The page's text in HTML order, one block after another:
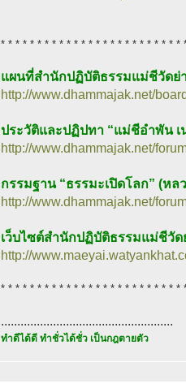
* * * * * * * * * * * * * * * * * * * * * * * * *
แผนที่สำนักปฏิบัติธรรมแม่ชีวัดย่
http://www.dhammajak.net/
ประวัติและปฏิปทา “แม่ชีอำพัน
http://www.dhammajak.net/
กรรมฐาน “ธรรมะเปิดโลก” (หล
http://www.dhammajak.net/
เว็บไซต์สำนักปฏิบัติธรรมแม่ชีวั
http://
* * * * * * * * * * * * * * * * * * * * * * * * *
.....................................................
ทำดีได้ดี ทำชั่วได้ชั่ว เป็นกฎตายตัว